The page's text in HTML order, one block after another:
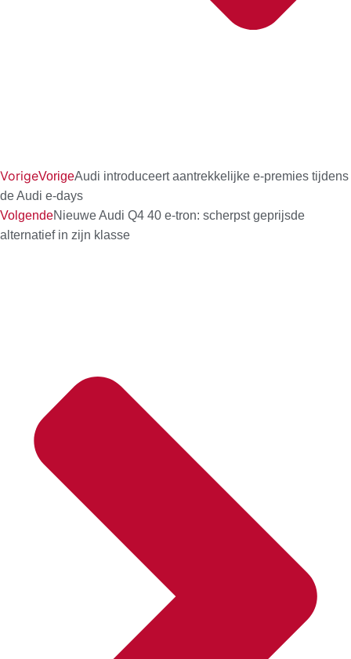
VorigeVorigeAudi introduceert aantrekkelijke e-premies tijdens
de Audi e-days
VolgendeNieuwe Audi Q4 40 e-tron: scherpst geprijsde
alternatief in zijn klasse